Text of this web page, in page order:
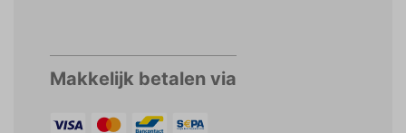
Makkelijk betalen via